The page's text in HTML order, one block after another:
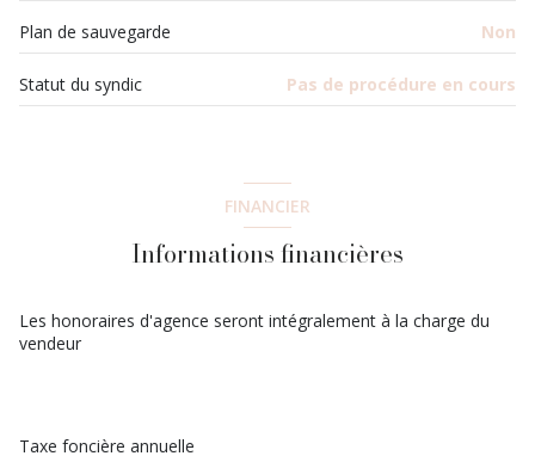
Plan de sauvegarde Non
Statut du syndic Pas de procédure en cours
FINANCIER
Informations financières
Les honoraires d'agence seront intégralement à la charge du
vendeur
Taxe foncière annuelle